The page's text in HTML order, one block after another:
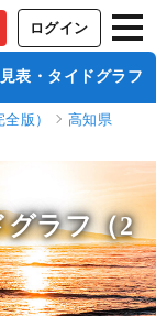
ログイン
表・タイドグラフ
版）
高知県
ラフ（2